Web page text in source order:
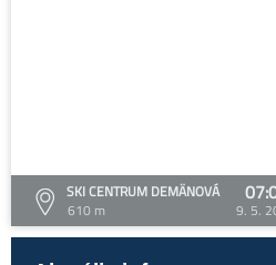
SKI CENTRUM DEMÄNOVÁ
610 m
9. 5.